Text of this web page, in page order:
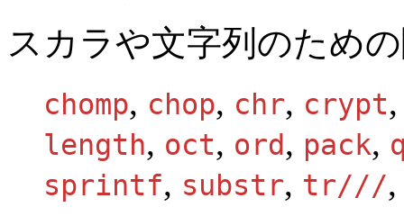
スカラや文字列のため
chomp, chop, chr, crypt
length, oct, ord, pack,
sprintf, substr, tr///